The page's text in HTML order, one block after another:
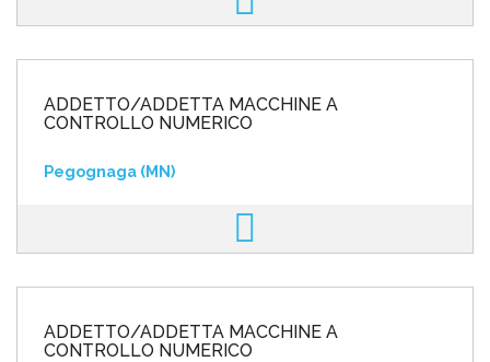
ADDETTO/ADDETTA MACCHINE A
CONTROLLO NUMERICO
Pegognaga (MN)
ADDETTO/ADDETTA MACCHINE A
CONTROLLO NUMERICO